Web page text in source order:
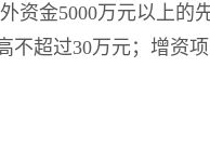
资金5000万元以上的
超过30万元；增资